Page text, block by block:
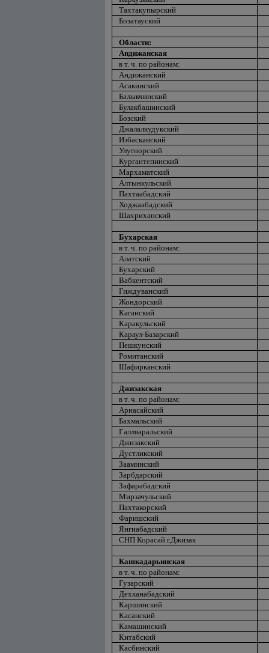
Тахтакупырский
Бозатауский
Области:
Андижанская
в т. ч. по районам:
Андижанский
Асакинский
Балыкчинский
Булакбашинский
Бозский
Джалалкудукский
Избасканский
Улугнорский
Кургантепинский
Мархаматский
Алтынкульский
Пахтаабадский
Ходжаабадский
Шахриханский
Бухарская
в т. ч. по районам:
Алатский
Бухарский
Вабкентский
Гиждуванский
Жондорский
Каганский
Каракульский
Караул-Базарский
Пешкунский
Ромитанский
Шафирканский
Джизакская
в т. ч. по районам:
Арнасайский
Бахмальский
Галляаральский
Джизакский
Дустликский
Зааминский
Зарбдарский
Зафарабадский
Мирзачульский
Пахтакорский
Фаришский
Янгиабадский
СНП Корасай г.Джизак
Кашкадарьинская
в т. ч. по районам:
Гузарский
Дехканабадский
Каршинский
Касанский
Камашинский
Китабский
Касбинский